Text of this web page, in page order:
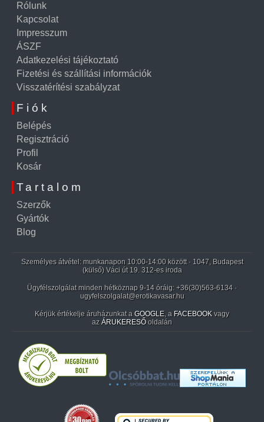
Rólunk
Kapcsolat
Impresszum
ÁSZF
Adatkezelési tájékoztató
Fizetési és szállítási információk
Visszatérítési szabályzat
Fiók
Belépés
Regisztráció
Profil
Kosár
Tartalom
Szerzők
Gyártók
Blog
Személyes átvétel: munkanapon 10:00-14:00 között · 1047, Budapest
(külső) Váci út 19. 312-es iroda
Ügyfélszolgálat minden hétköznap 9-14 óráig: +36(30)563-6134 ·
ugyfelszolgalat@erotikavasar.hu
Kérjük értékelje áruházunkat a GOOGLE, a FACEBOOK vagy
az ÁRUKERESŐ oldalán